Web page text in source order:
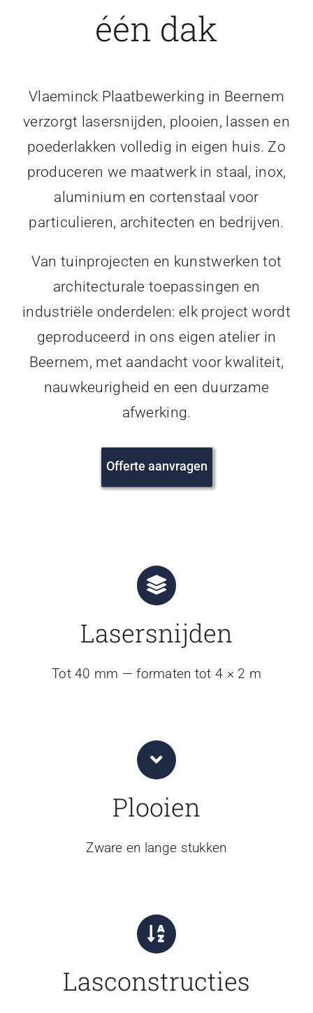
één dak
Vlaeminck Plaatbewerking in Beernem
verzorgt lasersnijden, plooien, lassen en
poederlakken volledig in eigen huis. Zo
produceren we maatwerk in staal, inox,
aluminium en cortenstaal voor
particulieren, architecten en bedrijven.
Van tuinprojecten en kunstwerken tot
architecturale toepassingen en
industriële onderdelen: elk project wordt
geproduceerd in ons eigen atelier in
Beernem, met aandacht voor kwaliteit,
nauwkeurigheid en een duurzame
afwerking.
Offerte aanvragen
Lasersnijden
Tot 40 mm — formaten tot 4 × 2 m
Plooien
Zware en lange stukken
Lasconstructies